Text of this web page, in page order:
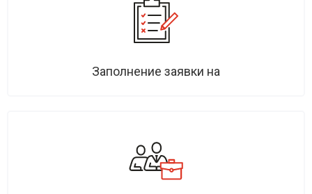
Заполнение заявки на